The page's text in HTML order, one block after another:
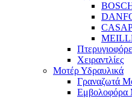
Χειραντλίες
Μοτέρ Υδραυλικά
Γραναζωτά
Εμβολοφόρα